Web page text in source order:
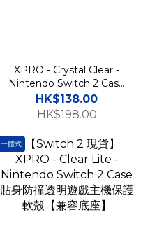
XPRO - Crystal Clear -
Nintendo Switch 2 Case
貼身防撞透明遊戲主機保護
殼【兼容底座】
HK$138.00
HK$198.00
一體式